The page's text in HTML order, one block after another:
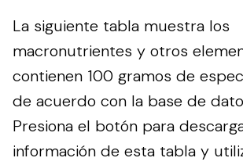
La siguiente tabla muestra los
macronutrientes y otros
contienen 100 gramos de
de acuerdo con la base de
Presiona el botón para
información de esta tabla y